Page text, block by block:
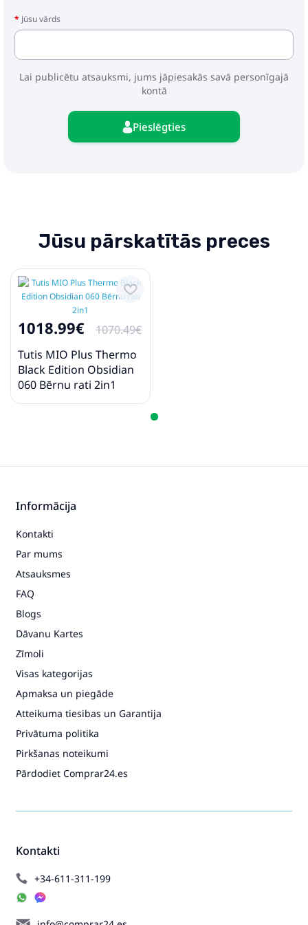
- Pastaigu bloks
- Soma ratu transportēšanai ar garu rokturi
Jūsu vārds
Lai publicētu atsauksmi, jums jāpiesakās savā personīgajā
kontā
Pieslēgties
Jūsu pārskatītās preces
1018.99€
1070.49€
Tutis MIO Plus Thermo
Black Edition Obsidian
060 Bērnu rati 2in1
Kontakti
+34-611-311-199
Informācija
Kontakti
Par mums
Atsauksmes
FAQ
Blogs
Dāvanu Kartes
Zīmoli
Visas kategorijas
Apmaksa un piegāde
Atteikuma tiesibas un Garantija
Privātuma politika
Pirkšanas noteikumi
Pārdodiet Comprar24.es